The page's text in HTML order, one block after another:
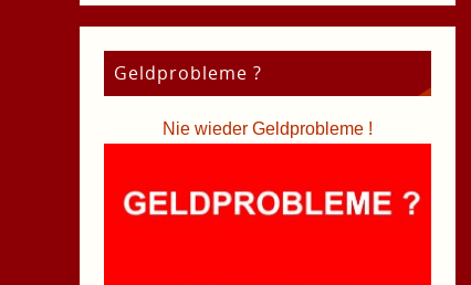
Geldprobleme ?
Nie wieder Geldprobleme !